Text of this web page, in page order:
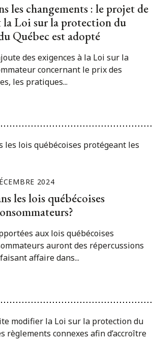
les changements : le projet de
Loi sur la protection du
Québec est adopté
des exigences à la Loi sur la
concernant le prix des
les pratiques...
2024
les lois québécoises
aux lois québécoises
auront des répercussions
affaire dans...